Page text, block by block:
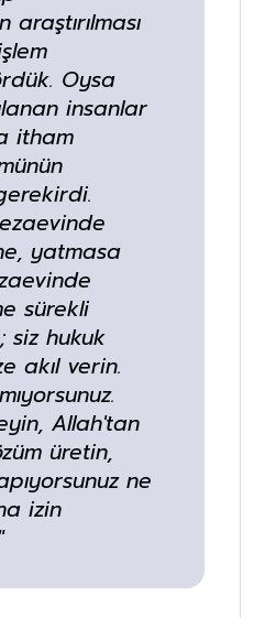
araştırılması
Oysa
insanlar
itham
yatmasa
sürekli
siz hukuk
akıl verin.
Allah'tan
üretin,
ne
izin